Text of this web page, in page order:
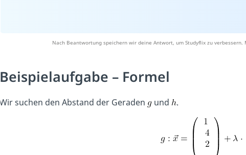
Nach Beantwortung speichern wir deine Antwort, um Studyflix zu
Beispielaufgabe – Formel
Wir suchen den Abstand der Geraden und .